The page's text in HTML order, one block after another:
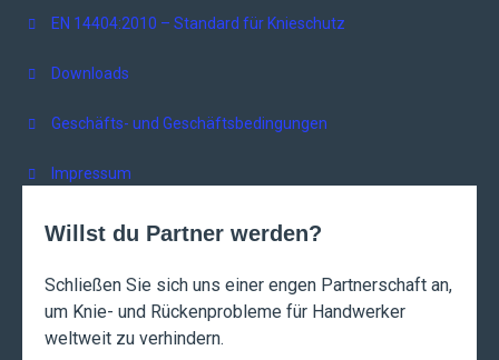
EN 14404:2010 – Standard für Knieschutz
Downloads
Geschäfts- und Geschäftsbedingungen
Impressum
Willst du Partner werden?
Schließen Sie sich uns einer engen Partnerschaft an,
um Knie- und Rückenprobleme für Handwerker
weltweit zu verhindern.